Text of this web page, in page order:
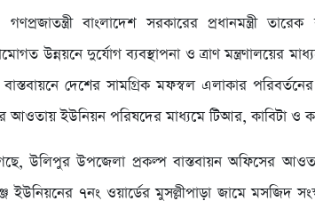
গণপ্রজাতন্ত্রী বাংলাদেশ সরকারের প্রধানমন্ত্রী
উন্নয়নে দুর্যোগ ব্যবস্থাপনা ও ত্রাণ মন্ত্রণালয়ের
বাস্তবায়নে দেশের সামগ্রিক মফস্বল এলাকার
আওতায় ইউনিয়ন পরিষদের মাধ্যমে টিআর, কাবিটা ও
উলিপুর উপজেলা প্রকল্প বাস্তবায়ন অফিসের
ইউনিয়নের ৭নং ওয়ার্ডের মুসল্লীপাড়া জামে মসজিদ